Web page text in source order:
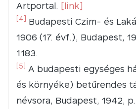
Artportal. [link]
[4]
Budapesti Czim- és
1906 (17. évf.), Budapest,
1183.
[5]
A budapesti egységes
és környéke) betűrendes
névsora, Budapest, 1942, p.